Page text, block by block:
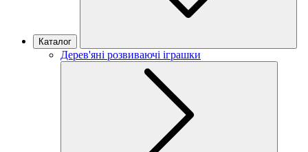
Каталог
Дерев'яні розвиваючі іграшки